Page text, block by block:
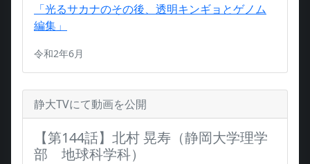
「光るサカナのその後、透明キンギョとゲノム
編集」
令和2年6月
静大TVにて動画を公開
【第144話】北村 晃寿（静岡大学理学
部 地球科学科）